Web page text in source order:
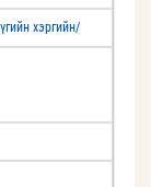
хэргийн/